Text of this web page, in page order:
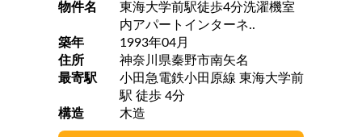
物件名
東海大学前駅徒歩4分洗濯機室
内アパートインターネ..
築年
1993年04月
住所
神奈川県秦野市南矢名
最寄駅
小田急電鉄小田原線 東海大学前
駅 徒歩 4分
構造
木造